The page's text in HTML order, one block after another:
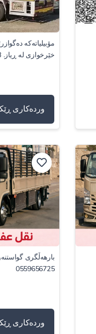
مۆبیلیاتەکە
خێرخوازی لە ڕیاز. 0553202173
وردەکاری
بارهەڵگری
0559656725
وردەکاری